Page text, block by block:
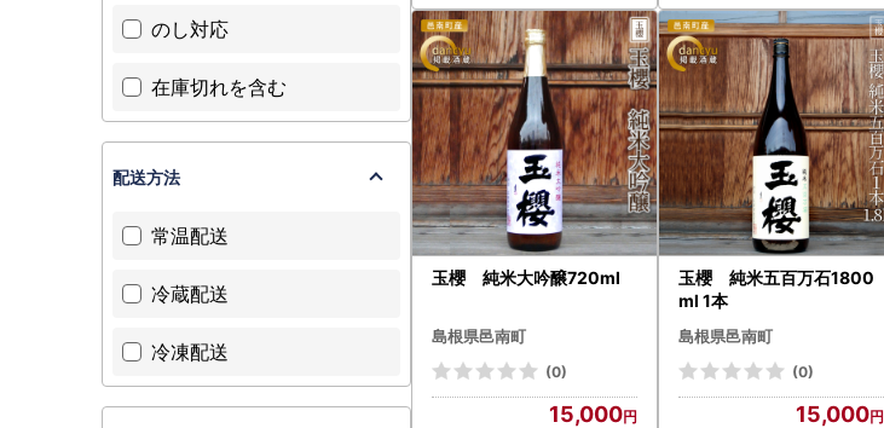
玉櫻 純米大吟醸720ml
島根県邑南町
(0)
15,000
玉櫻 純米五百万石1800
ml 1本
島根県邑南町
(0)
15,000
のし対応
在庫切れを含む
配送方法
常温配送
冷蔵配送
冷凍配送